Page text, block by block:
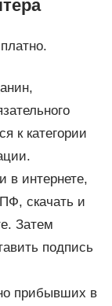
к категории
в интернете,
скачать и
Затем
подпись
прибывших в